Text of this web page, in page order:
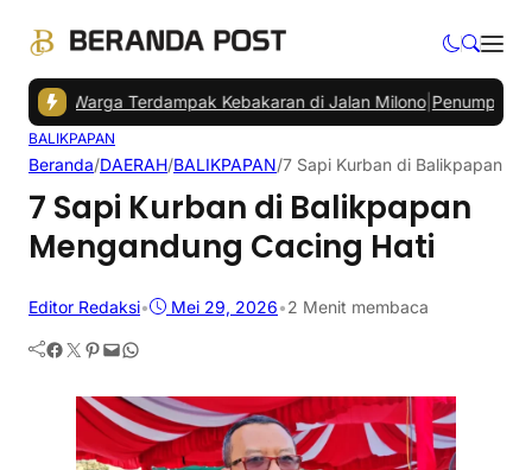
Warga Terdampak Kebakaran di Jalan Milono|Penumpang
BALIKPAPAN
Beranda/DAERAH/BALIKPAPAN/7 Sapi Kurban di Balikpapan
7 Sapi Kurban di Balikpapan
Mengandung Cacing Hati
Editor Redaksi• Mei 29, 2026•2 Menit membaca
Facebook Twitter Pinterest Mail WhatsApp